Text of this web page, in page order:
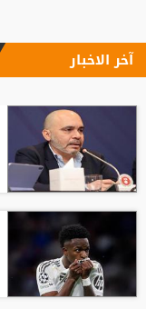
آخر الاخبار